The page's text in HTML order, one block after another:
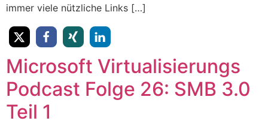
immer viele nützliche Links […]
Microsoft Virtualisierungs
Podcast Folge 26: SMB 3.0
Teil 1